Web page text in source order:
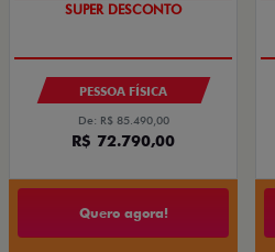
TAXA ZERO
PESSOA FÍSICA
De: R$ 85.490,00
R$ 72.790,00
Quero agora!